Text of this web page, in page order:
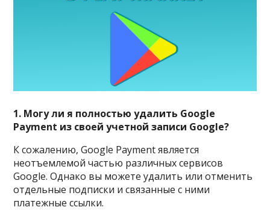
1. Могу ли я полностью удалить Google
Payment из своей учетной записи Google?
К сожалению, Google Payment является
неотъемлемой частью различных сервисов
Google. Однако вы можете удалить или отменить
отдельные подписки и связанные с ними
платежные ссылки.